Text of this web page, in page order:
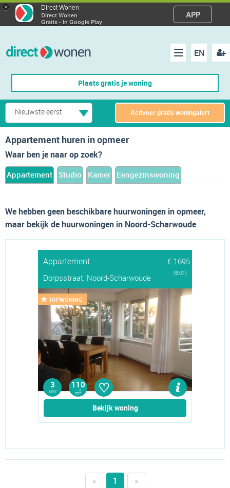
× Direct Wonen
Direct Wonen
Gratis - In Google Play
APP
EN
Menu
Plaats gratis je woning
Nieuwste eerst Activeer gratis woningalert
Appartement huren in opmeer
Waar ben je naar op zoek?
Appartement Studio Kamer Eengezinswoning
We hebben geen beschikbare huurwoningen in opmeer,
maar bekijk de huurwoningen in Noord-Scharwoude
Appartement
€ 1695
Dorpsstraat, Noord-Scharwoude
(Excl.)
TOPWONING
3
kmr
110
m2 ♡
Bekijk woning
« 1
»